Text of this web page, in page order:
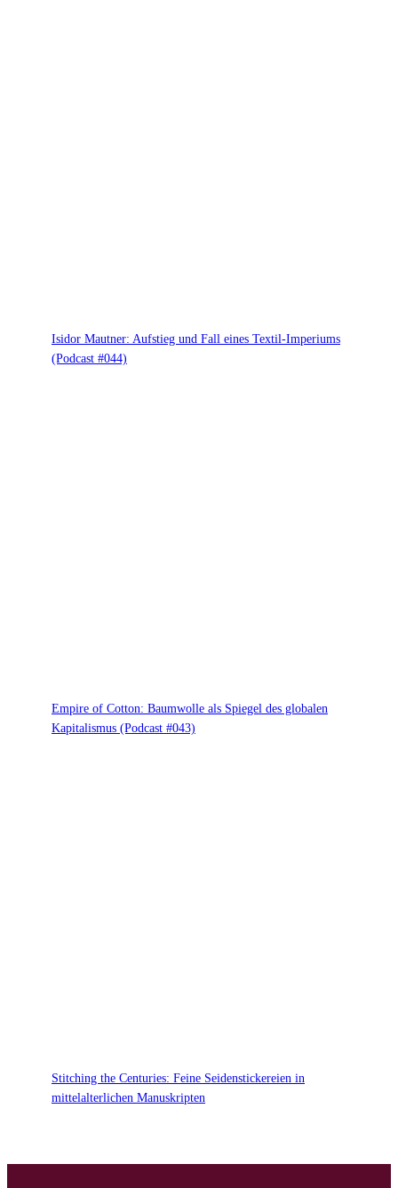
Isidor Mautner: Aufstieg und Fall eines Textil-Imperiums
(Podcast #044)
Empire of Cotton: Baumwolle als Spiegel des globalen
Kapitalismus (Podcast #043)
Stitching the Centuries: Feine Seidenstickereien in
mittelalterlichen Manuskripten